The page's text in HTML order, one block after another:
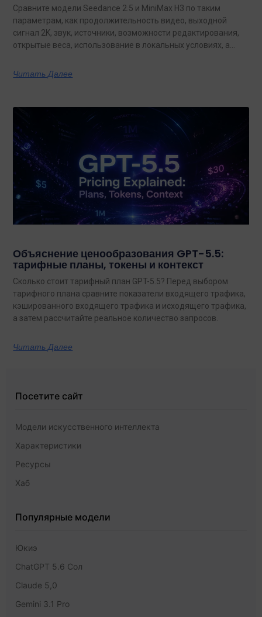
Сравните модели Seedance 2.5 и MiniMax H3 по таким
параметрам, как продолжительность видео, выходной
сигнал 2K, звук, источники, возможности редактирования,
открытые веса, использование в локальных условиях, а
конкретных задач на сегодняшний день.
Читать Далее
Объяснение ценообразования GPT-5.5:
тарифные планы, токены и контекст
Сколько стоит тарифный план GPT-5.5? Перед выбором
тарифного плана сравните показатели входящего трафика,
кэшированного входящего трафика и исходящего трафика,
а затем рассчитайте реальное количество запросов.
Читать Далее
Посетите сайт
Модели искусственного интеллекта
Характеристики
Ресурсы
Хаб
Популярные модели
Юкиэ
ChatGPT 5.6 Сол
Claude 5,0
Gemini 3.1 Pro